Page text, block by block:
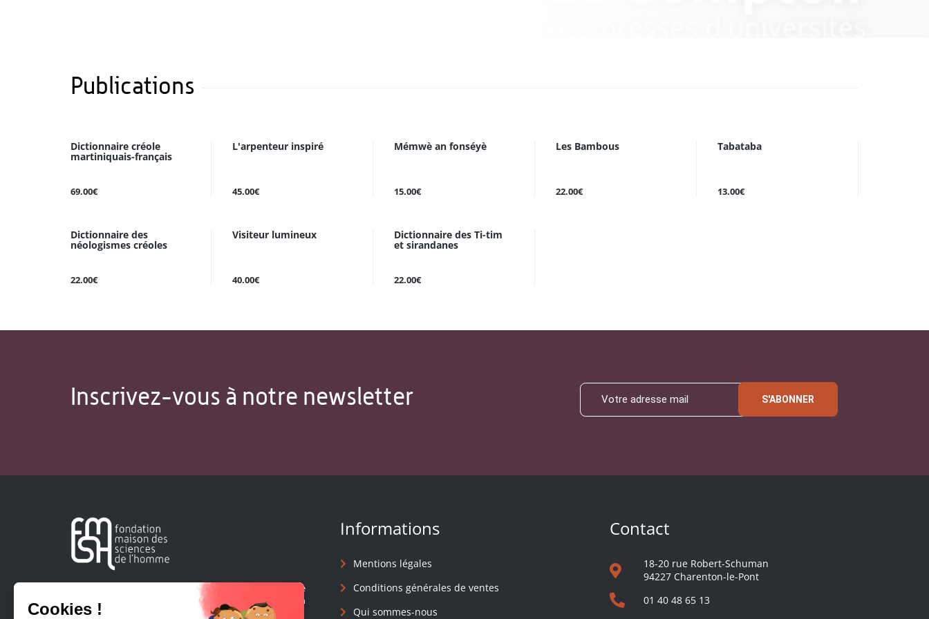
Publications
Dictionnaire créole
martiniquais-français
69.00€
L'arpenteur inspiré
45.00€
Mémwè an fonséyè
15.00€
Les Bambous
22.00€
Tabataba
13.00€
Dictionnaire des
néologismes créoles
22.00€
Visiteur lumineux
40.00€
Dictionnaire des Ti-tim
et sirandanes
22.00€
Inscrivez-vous à notre newsletter S'ABONNER
Créée en 1963, la Fondation Maison Sciences de l'Homme
soutient la recherche et la diffusion des connaissances en
sciences humaines et sociales.
Informations
Mentions légales
Conditions générales de ventes
Qui sommes-nous
Contact
18-20 rue Robert-Schuman
94227 Charenton-le-Pont
01 40 48 65 13